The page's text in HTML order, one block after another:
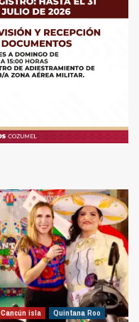
Cancún isla
Quintana Roo